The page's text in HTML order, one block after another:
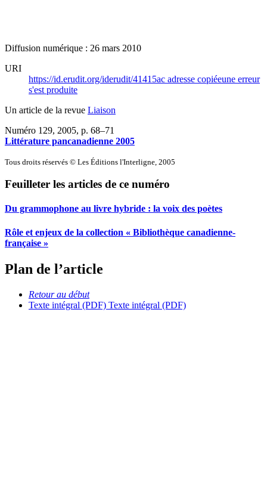
Diffusion numérique : 26 mars 2010
URI
https://id.erudit.org/iderudit/41415ac adresse copiéeune erreur
s'est produite
Un article de la revue Liaison
Numéro 129, 2005, p. 68–71
Littérature pancanadienne 2005
Tous droits réservés © Les Éditions l'Interligne, 2005
Feuilleter les articles de ce numéro
Du grammophone au livre hybride : la voix des poètes
Rôle et enjeux de la collection « Bibliothèque canadienne-
française »
Plan de l’article
Retour au début
Texte intégral (PDF) Texte intégral (PDF)